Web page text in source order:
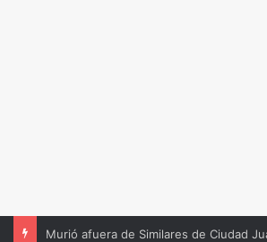
Murió afuera de Similares de Ciudad